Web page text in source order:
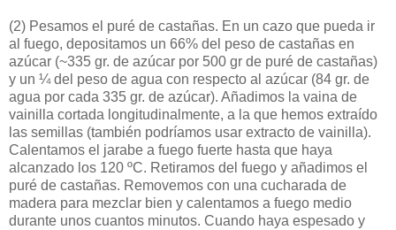
(2) Pesamos el puré de castañas. En un cazo que pueda ir
al fuego, depositamos un 66% del peso de castañas en
azúcar (~335 gr. de azúcar por 500 gr de puré de castañas)
y un ¼ del peso de agua con respecto al azúcar (84 gr. de
agua por cada 335 gr. de azúcar). Añadimos la vaina de
vainilla cortada longitudinalmente, a la que hemos extraído
las semillas (también podríamos usar extracto de vainilla).
Calentamos el jarabe a fuego fuerte hasta que haya
alcanzado los 120 ºC. Retiramos del fuego y añadimos el
puré de castañas. Removemos con una cucharada de
madera para mezclar bien y calentamos a fuego medio
durante unos cuantos minutos. Cuando haya espesado y